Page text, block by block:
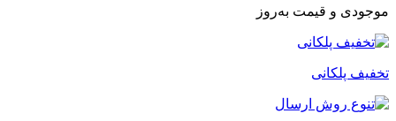
اتوماتیک
با
فریم
آمپر
موجودی و قیمت به‌روز
تخفیف پلکانی